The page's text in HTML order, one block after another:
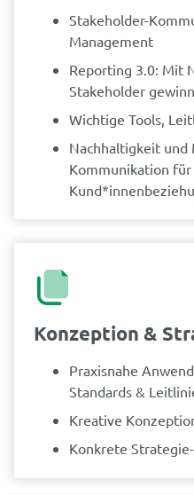
Stakeholder-
Management
Reporting 3.0: Mit
Stakeholder
Wichtige Tools,
Nachhaltigkeit und
Kommunikation für
Konzeption &
Praxisnahe
Standards &
Kreative
Konkrete